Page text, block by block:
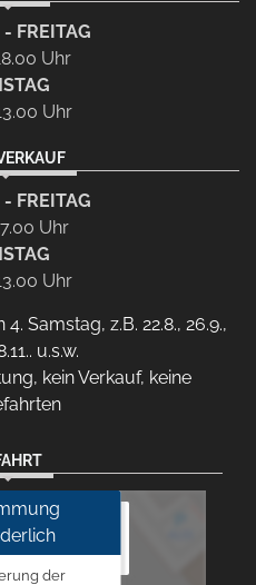
- FREITAG
Uhr
Uhr
- FREITAG
Uhr
Uhr
Samstag, z.B. 22.8., 26.9.,
u.s.w.
kein Verkauf, keine
42781 Haan
der